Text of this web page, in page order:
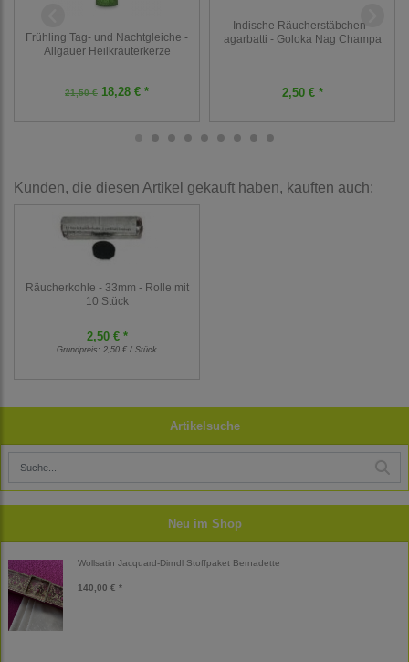
Artikelsuche
Neu im Shop
Wollsatin Jacquard-Dirndl Stoffpaket Bernadette
140,00 € *
Frühling Tag- und Nachtgleiche -
Allgäuer Heilkräuterkerze
21,50 € 18,28 € *
Indische Räucherstäbchen -
agarbatti - Goloka Nag Champa
2,50 € *
Kunden, die diesen Artikel gekauft haben, kauften auch:
Räucherkohle - 33mm - Rolle mit
10 Stück
2,50 € *
Grundpreis: 2,50 € / Stück